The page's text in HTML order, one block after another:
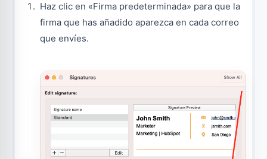
Haz clic en «Firma predeterminada» para que la
firma que has añadido aparezca en cada correo
que envíes.